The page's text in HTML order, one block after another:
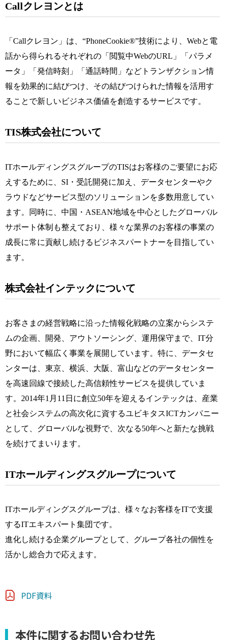
Callクレヨンとは
「Callクレヨン」は、“PhoneCookie®”技術により、Webと電
話から得られるそれぞれの「閲覧中WebのURL」「パラメ
ータ」「発信時刻」「通話時間」などトランザクション情
報を効果的に結びつけ、その結びつけられた情報を活用す
ることで新しいビジネス価値を創造するサービスです。
TIS株式会社について
ITホールディングスグループのTISはお客様のご要望にお応
えするために、SI・受託開発に加え、データセンターやク
ラウドなどサービス型のソリューションを多数用意してい
ます。同時に、中国・ASEAN地域を中心としたグローバル
サポート体制も整えており、様々な業界のお客様の事業の
成長に常に貢献し続けるビジネスパートナーを目指してい
ます。
株式会社インテックについて
お客さまの経営戦略に沿った情報化戦略の立案からシステ
ムの企画、開発、アウトソーシング、運用保守まで、IT分
野において幅広く事業を展開しています。特に、データセ
ンターは、東京、横浜、大阪、富山などのデータセンター
を高速回線で接続した高信頼性サービスを提供していま
す。2014年1月11日に創立50年を迎えるインテックは、産業
と社会システムの高次化に資するユビキタスICTカンパニー
として、グローバルな視野で、次なる50年へと新たな挑戦
を続けてまいります。
ITホールディングスグループについて
ITホールディングスグループは、様々なお客様をITで支援
するITエキスパート集団です。
進化し続ける企業グループとして、グループ各社の個性を
活かし総合力で応えます。
PDF資料
本件に関するお問い合わせ先